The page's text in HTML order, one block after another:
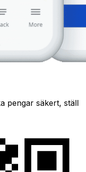
pengar säkert, ställ